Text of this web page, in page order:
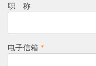
职 称
电子信箱 *